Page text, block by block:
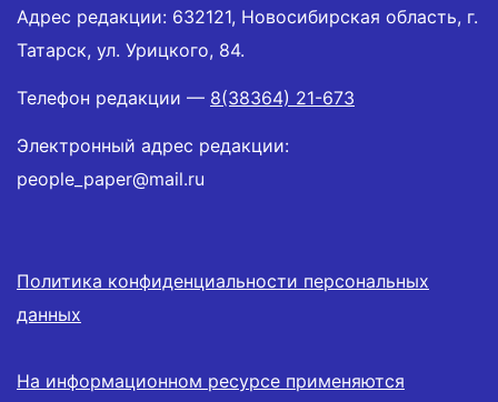
Адрес редакции: 632121, Новосибирская область, г.
Татарск, ул. Урицкого, 84.
Телефон редакции — 8(38364) 21-673
Электронный адрес редакции:
people_paper@mail.ru
Политика конфиденциальности персональных
данных
На информационном ресурсе применяются